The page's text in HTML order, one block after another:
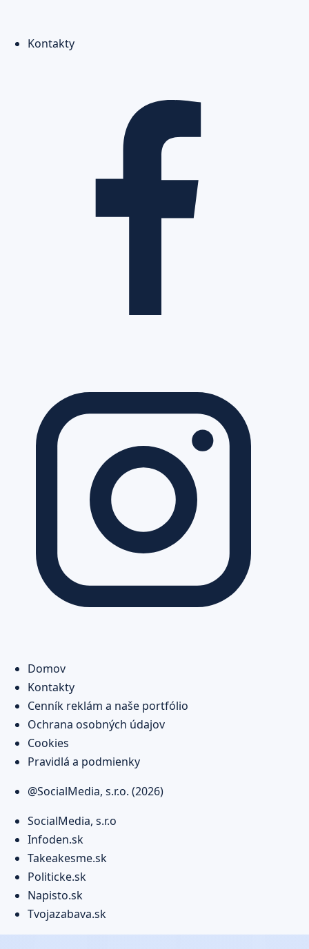
Kontakty
Domov
Kontakty
Cenník reklám a naše portfólio
Ochrana osobných údajov
Cookies
Pravidlá a podmienky
@SocialMedia, s.r.o. (2026)
SocialMedia, s.r.o
Infoden.sk
Takeakesme.sk
Politicke.sk
Napisto.sk
Tvojazabava.sk